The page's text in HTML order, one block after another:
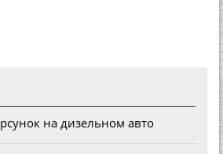
на дизельном авто